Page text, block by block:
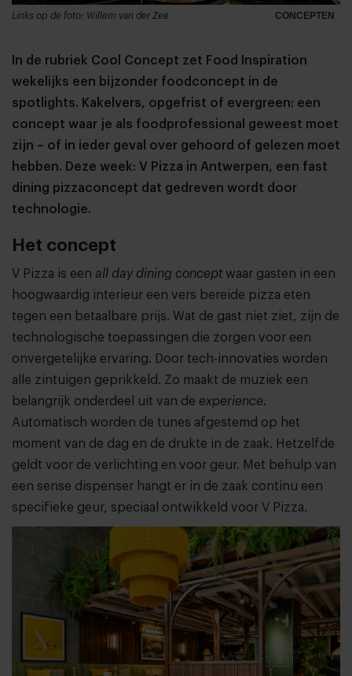
CONCEPTEN
Links op de foto: Willem van der Zee
In de rubriek Cool Concept zet Food Inspiration
wekelijks een bijzonder foodconcept in de
spotlights. Kakelvers, opgefrist of evergreen: een
concept waar je als foodprofessional geweest moet
zijn – of in ieder geval over gehoord of gelezen moet
hebben. Deze week: V Pizza in Antwerpen, een fast
dining pizzaconcept dat gedreven wordt door
technologie.
Het concept
V Pizza is een all day dining concept waar gasten in een
hoogwaardig interieur een vers bereide pizza eten
tegen een betaalbare prijs. Wat de gast niet ziet, zijn de
technologische toepassingen die zorgen voor een
onvergetelijke ervaring. Door tech-innovaties worden
alle zintuigen geprikkeld. Zo maakt de muziek een
belangrijk onderdeel uit van de experience.
Automatisch worden de tunes afgestemd op het
moment van de dag en de drukte in de zaak. Hetzelfde
geldt voor de verlichting en voor geur. Met behulp van
een sense dispenser hangt er in de zaak continu een
specifieke geur, speciaal ontwikkeld voor V Pizza.